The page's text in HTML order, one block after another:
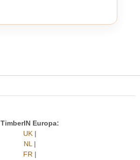
TimberIN Europa:
UK|
NL|
FR|